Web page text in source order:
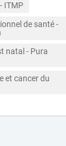
ITMP
de santé -
natal - Pura
et cancer du